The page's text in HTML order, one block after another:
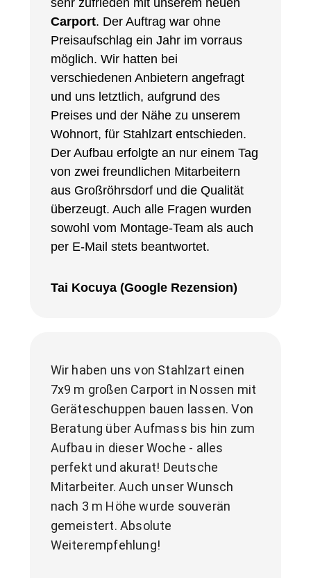
sehr zufrieden mit unserem neuen
Carport. Der Auftrag war ohne
Preisaufschlag ein Jahr im vorraus
möglich. Wir hatten bei
verschiedenen Anbietern angefragt
und uns letztlich, aufgrund des
Preises und der Nähe zu unserem
Wohnort, für Stahlzart entschieden.
Der Aufbau erfolgte an nur einem Tag
von zwei freundlichen Mitarbeitern
aus Großröhrsdorf und die Qualität
überzeugt. Auch alle Fragen wurden
sowohl vom Montage-Team als auch
per E-Mail stets beantwortet.
Tai Kocuya (Google Rezension)
Wir haben uns von Stahlzart einen
7x9 m großen Carport in Nossen mit
Geräteschuppen bauen lassen. Von
Beratung über Aufmass bis hin zum
Aufbau in dieser Woche - alles
perfekt und akurat! Deutsche
Mitarbeiter. Auch unser Wunsch
nach 3 m Höhe wurde souverän
gemeistert. Absolute
Weiterempfehlung!